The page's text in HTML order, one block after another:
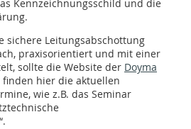
Kennzeichnungsschild und die
sichere Leitungsabschottung
praxisorientiert und mit einer
sollte die Website der Doyma
hier die aktuellen
wie z.B. das Seminar